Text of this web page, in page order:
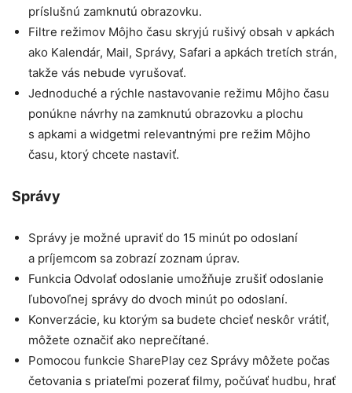
príslušnú zamknutú obrazovku.
Filtre režimov Môjho času skryjú rušivý obsah v apkách
ako Kalendár, Mail, Správy, Safari a apkách tretích strán,
takže vás nebude vyrušovať.
Jednoduché a rýchle nastavovanie režimu Môjho času
ponúkne návrhy na zamknutú obrazovku a plochu
s apkami a widgetmi relevantnými pre režim Môjho
času, ktorý chcete nastaviť.
Správy
Správy je možné upraviť do 15 minút po odoslaní
a príjemcom sa zobrazí zoznam úprav.
Funkcia Odvolať odoslanie umožňuje zrušiť odoslanie
ľubovoľnej správy do dvoch minút po odoslaní.
Konverzácie, ku ktorým sa budete chcieť neskôr vrátiť,
môžete označiť ako neprečítané.
Pomocou funkcie SharePlay cez Správy môžete počas
četovania s priateľmi pozerať filmy, počúvať hudbu, hrať